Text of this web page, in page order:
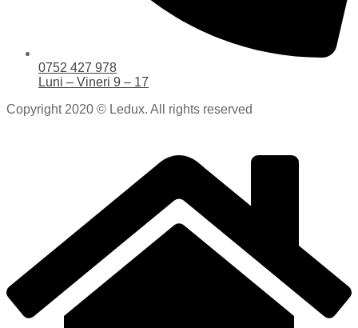
0752 427 978
Luni – Vineri 9 – 17
Copyright 2020 © Ledux. All rights reserved